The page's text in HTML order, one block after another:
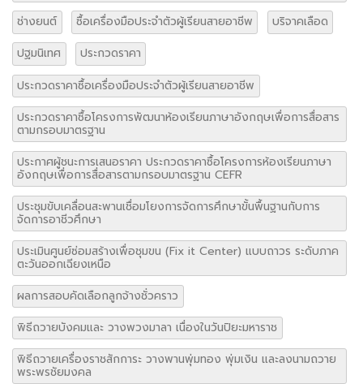
ช่างยนต์
ซื้อเครื่องมือประจำตัวผู้เรียนสายอาชีพ
บริจาคเลือด
ปฐมนิเทศ
ประกวดราคา
ประกวดราคาซื้อเครื่องมือประจำตัวผู้เรียนสายอาชีพ
ประกวดราคาซื้อโครงการพัฒนาห้องเรียนภาษาอังกฤษเพื่อการสื่อสาร
ตามกรอบมาตรฐาน
ประกาศผู้ชนะการเสนอราคา ประกวดราคาซื้อโครงการห้องเรียนภาษา
อังกฤษเพื่อการสื่อสารตามกรอบมาตรฐาน CEFR
ประชุมขับเคลื่อนสะพานเชื่อมโยงการจัดการศึกษาขั้นพื้นฐานกับการ
จัดการอาชีวศึกษา
ประเมินศูนย์ซ่อมสร้างเพื่อชุมขน (Fix it Center) แบบถาวร ระดับภาค
ตะวันออกเฉียงเหนือ
ผลการสอบคัดเลือกลูกจ้างชั่วคราว
พิธีถวายบังคมและ วางพวงมาลา เนื่องในวันปิยะมหาราช
พิธีถวายเครื่องราชสักการะ วางพานพุ่มทอง พุ่มเงิน และลงนามถวาย
พระพรชัยมงคล